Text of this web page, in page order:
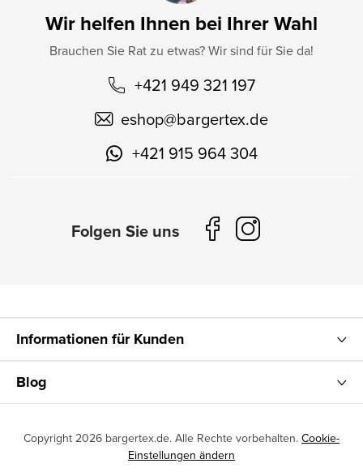
Wir helfen Ihnen bei Ihrer Wahl
Brauchen Sie Rat zu etwas? Wir sind für Sie da!
+421 949 321 197
eshop@bargertex.de
+421 915 964 304
Informationen für Kunden
Blog
Copyright 2026 bargertex.de. Alle Rechte vorbehalten. Cookie-
Einstellungen ändern